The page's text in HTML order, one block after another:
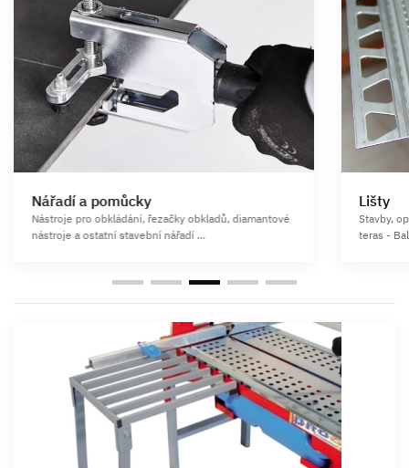
Nářadí a pomůcky
Nástroje pro obkládání, řezačky obkladů, diamantové
nástroje a ostatní stavební nářadí ...
Lišty
Stavby,
teras -